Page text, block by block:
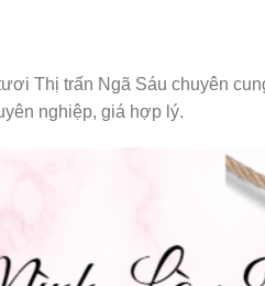
Thị trấn Ngã Sáu chuyên
nghiệp, giá hợp lý.